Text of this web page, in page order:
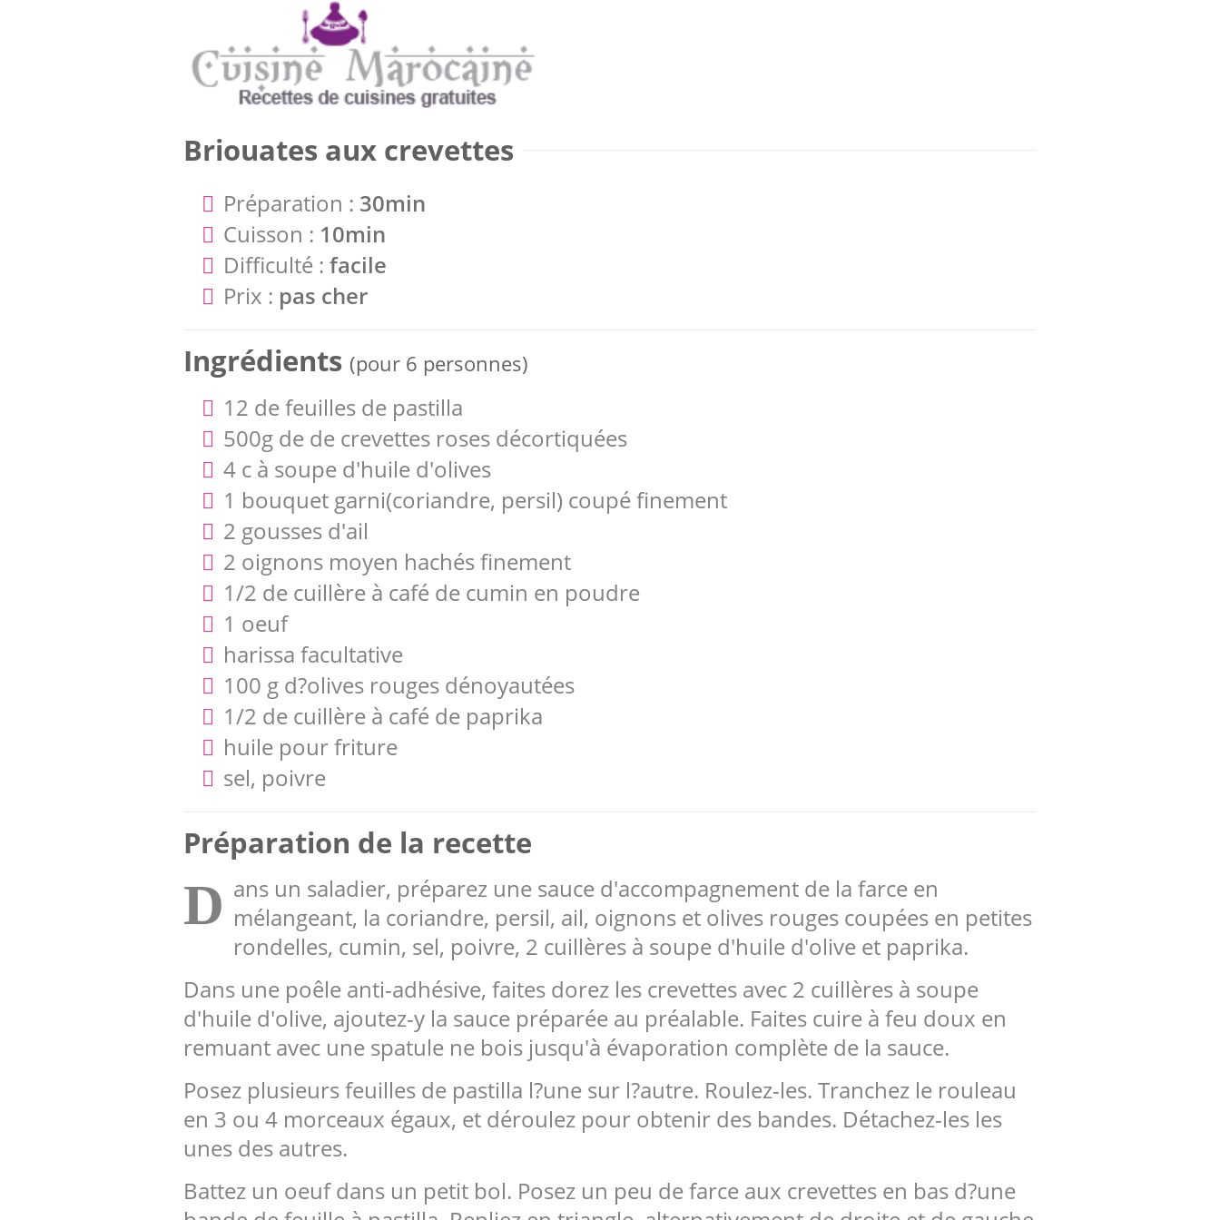
Briouates aux crevettes
Préparation : 30min
Cuisson : 10min
Difficulté : facile
Prix : pas cher
Ingrédients (pour 6 personnes)
12 de feuilles de pastilla
500g de de crevettes roses décortiquées
4 c à soupe d'huile d'olives
1 bouquet garni(coriandre, persil) coupé finement
2 gousses d'ail
2 oignons moyen hachés finement
1/2 de cuillère à café de cumin en poudre
1 oeuf
harissa facultative
100 g d?olives rouges dénoyautées
1/2 de cuillère à café de paprika
huile pour friture
sel, poivre
Préparation de la recette
D ans un saladier, préparez une sauce d'accompagnement de la farce en
mélangeant, la coriandre, persil, ail, oignons et olives rouges coupées en petites
rondelles, cumin, sel, poivre, 2 cuillères à soupe d'huile d'olive et paprika.
Dans une poêle anti-adhésive, faites dorez les crevettes avec 2 cuillères à soupe
d'huile d'olive, ajoutez-y la sauce préparée au préalable. Faites cuire à feu doux en
remuant avec une spatule ne bois jusqu'à évaporation complète de la sauce.
Posez plusieurs feuilles de pastilla l?une sur l?autre. Roulez-les. Tranchez le rouleau
en 3 ou 4 morceaux égaux, et déroulez pour obtenir des bandes. Détachez-les les
unes des autres.
Battez un oeuf dans un petit bol. Posez un peu de farce aux crevettes en bas d?une